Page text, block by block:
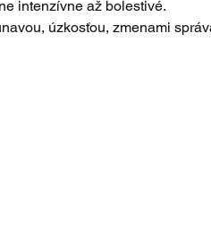
intenzívne až bolestivé.
úzkosťou, zmenami